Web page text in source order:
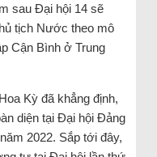
sau Đại hội 14 sẽ
tịch Nước theo mô
Cận Bình ở Trung
Kỳ đã khẳng định,
diện tại Đại hội Đảng
2022. Sắp tới đây,